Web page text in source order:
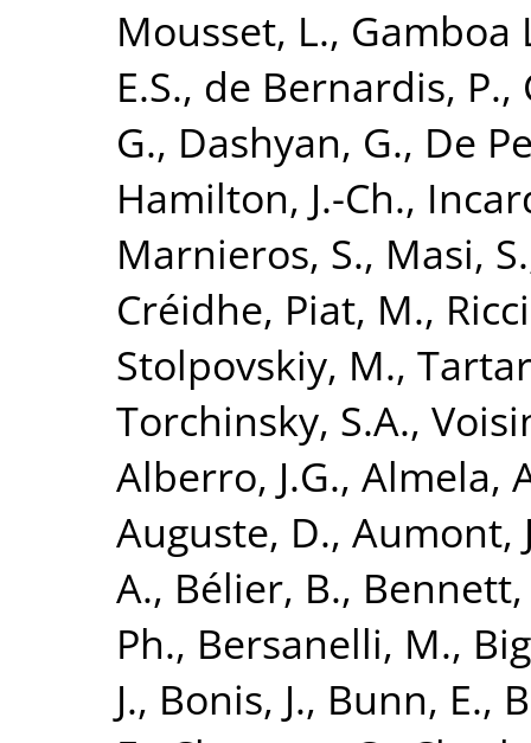
Mousset, L., Gamboa
E.S., de Bernardis, P.,
G., Dashyan, G., De
Hamilton, J.-Ch.,
Marnieros, S., Masi, S.
Créidhe, Piat, M.,
Stolpovskiy, M.,
Torchinsky, S.A.,
Alberro, J.G., Almela,
Auguste, D., Aumont,
A., Bélier, B.,
Ph., Bersanelli, M.,
J., Bonis, J., Bunn, E.,